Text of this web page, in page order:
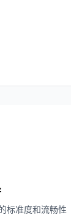
标准度和流畅性